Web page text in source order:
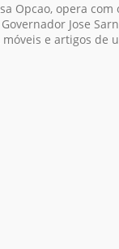
Opcao, opera com
Jose
e artigos de